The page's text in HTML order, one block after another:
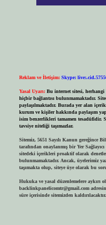
Reklam ve İletişim: Skype:
Yasal Uyarı: Bu internet sitesi,
hiçbir bağlantısı bulunmamaktadır.
paylaşılmaktadır. Burada yer alan
kurum ve kişiler hakkında paylaşım
isim benzerlikleri tamamen tesadüfidir.
tavsiye niteliği taşımazlar.
Sitemiz, 5651 Sayılı Kanun gereğince
tarafından onaylanmış bir Yer
sitedeki içerikleri proaktif olarak
bulunmamaktadır. Ancak, üyelerimiz
taşımakta olup, siteye üye olarak bu
Hukuka ve yasal düzenlemelere
backlinkpanelicomtr@gmail.com
süre içerisinde sitemizden kaldırılacaktır.